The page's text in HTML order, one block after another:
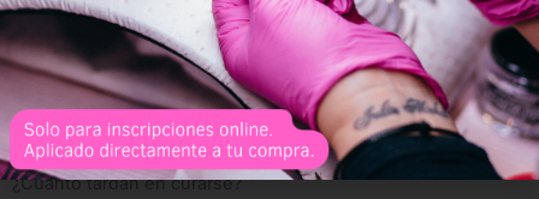
¿Cuánto tardan en curarse?